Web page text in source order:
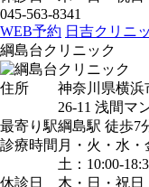
045-563-8341
WEB予約 日吉クリニ
綱島台クリニック
住所
神奈川県横浜
26-11 浅間マ
最寄り駅綱島駅 徒歩7
診療時間 月・火・水・
土：10:00-
休診日
木・日・祝日